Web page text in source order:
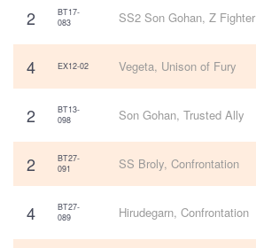
2
BT17-
083
SS2 Son Gohan, Z Fighter
4 EX12-02 Vegeta, Unison of Fury
2
BT13-
098
Son Gohan, Trusted Ally
2
BT27-
091
SS Broly, Confrontation
4
BT27-
089
Hirudegarn, Confrontation